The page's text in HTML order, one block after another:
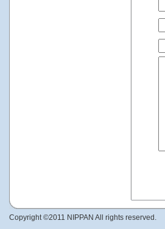
Copyright ©2011 NIPPAN All rights reserved.